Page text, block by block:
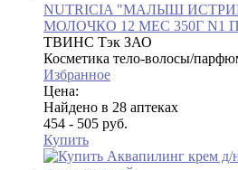
NUTRICIA "МАЛЫШ
МОЛОЧКО 12 МЕС 350Г N1
ТВИНС Тэк ЗАО
Косметика тело-волосы/
Избранное
Цена:
Найдено в 28 аптеках
454 - 505 руб.
Купить